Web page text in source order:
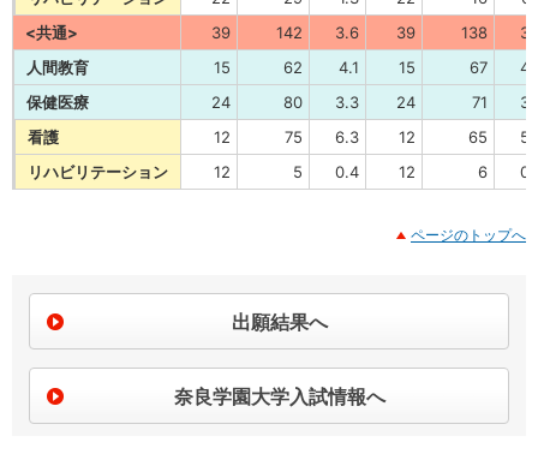
<共通>
39 142 3.6 39 138
人間教育
15 62 4.1 15 67
保健医療
24 80 3.3 24 71
看護
12 75 6.3 12 65
リハビリテーション
12 5 0.4 12 6
ページのトップへ
出願結果へ
奈良学園大学入試情報へ